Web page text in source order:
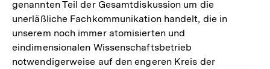
genannten Teil der Gesamtdiskussion um die
unerläßliche Fachkommunikation handelt, die in
unserem noch immer atomisierten und
eindimensionalen Wissenschaftsbetrieb
notwendigerweise auf den engeren Kreis der